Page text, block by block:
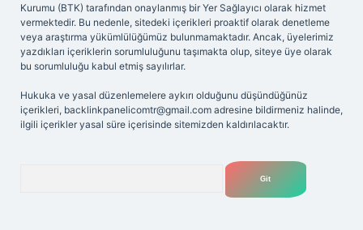
Kurumu (BTK) tarafından onaylanmış bir Yer Sağlayıcı olarak hizmet
vermektedir. Bu nedenle, sitedeki içerikleri proaktif olarak denetleme
veya araştırma yükümlülüğümüz bulunmamaktadır. Ancak, üyelerimiz
yazdıkları içeriklerin sorumluluğunu taşımakta olup, siteye üye olarak
bu sorumluluğu kabul etmiş sayılırlar.
Hukuka ve yasal düzenlemelere aykırı olduğunu düşündüğünüz
içerikleri, backlinkpanelicomtr@gmail.com adresine bildirmeniz halinde,
ilgili içerikler yasal süre içerisinde sitemizden kaldırılacaktır.